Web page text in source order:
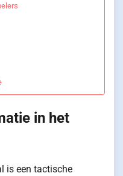
in het
is een tactische